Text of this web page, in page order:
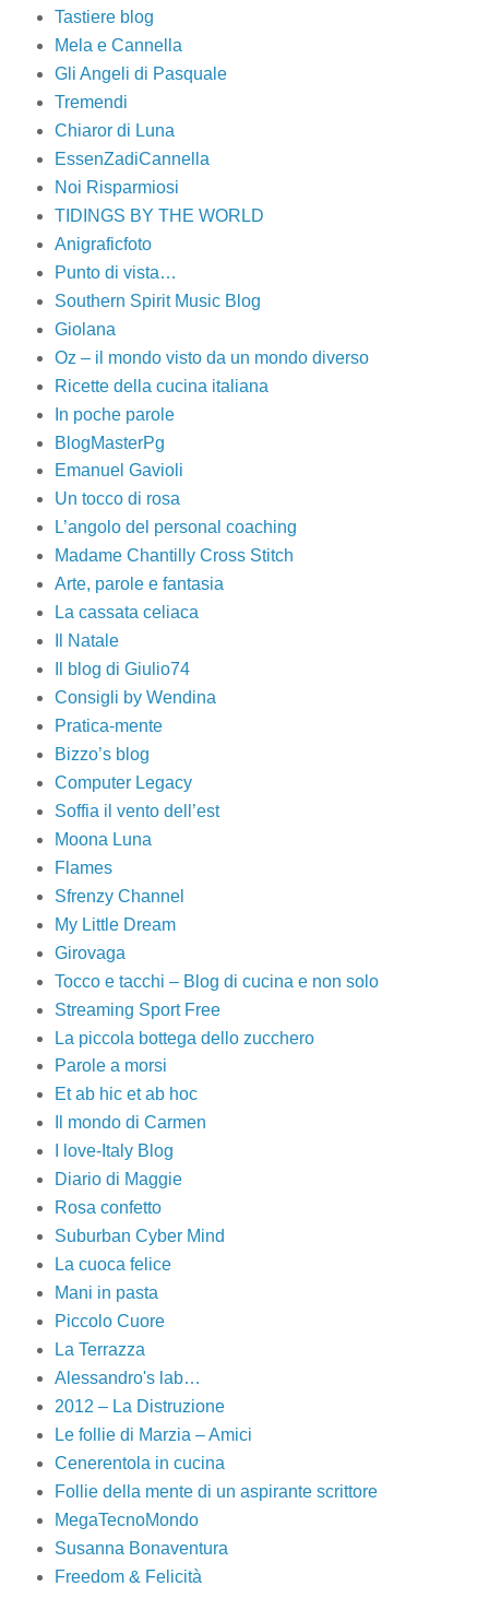
Tastiere blog
Mela e Cannella
Gli Angeli di Pasquale
Tremendi
Chiaror di Luna
EssenZadiCannella
Noi Risparmiosi
TIDINGS BY THE WORLD
Anigraficfoto
Punto di vista…
Southern Spirit Music Blog
Giolana
Oz – il mondo visto da un mondo diverso
Ricette della cucina italiana
In poche parole
BlogMasterPg
Emanuel Gavioli
Un tocco di rosa
L’angolo del personal coaching
Madame Chantilly Cross Stitch
Arte, parole e fantasia
La cassata celiaca
Il Natale
Il blog di Giulio74
Consigli by Wendina
Pratica-mente
Bizzo’s blog
Computer Legacy
Soffia il vento dell’est
Moona Luna
Flames
Sfrenzy Channel
My Little Dream
Girovaga
Tocco e tacchi – Blog di cucina e non solo
Streaming Sport Free
La piccola bottega dello zucchero
Parole a morsi
Et ab hic et ab hoc
Il mondo di Carmen
I love-Italy Blog
Diario di Maggie
Rosa confetto
Suburban Cyber Mind
La cuoca felice
Mani in pasta
Piccolo Cuore
La Terrazza
Alessandro's lab…
2012 – La Distruzione
Le follie di Marzia – Amici
Cenerentola in cucina
Follie della mente di un aspirante scrittore
MegaTecnoMondo
Susanna Bonaventura
Freedom & Felicità